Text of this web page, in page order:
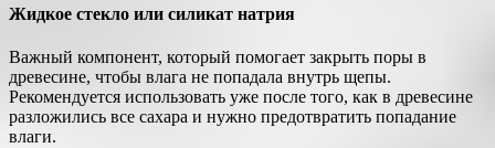
Жидкое стекло или силикат натрия
Важный компонент, который помогает закрыть поры в
древесине, чтобы влага не попадала внутрь щепы.
Рекомендуется использовать уже после того, как в древесине
разложились все сахара и нужно предотвратить попадание
влаги.